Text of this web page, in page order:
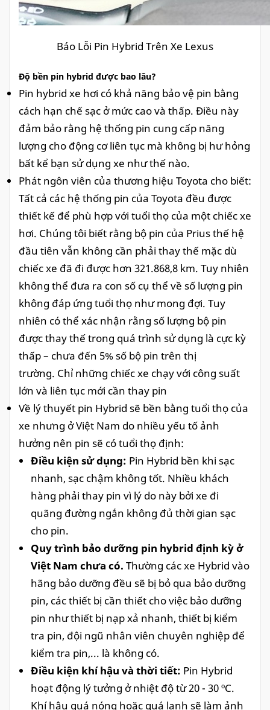
Báo Lỗi Pin Hybrid Trên Xe Lexus
Độ bền pin hybrid được bao lâu?
Pin hybrid xe hơi có khả năng bảo vệ pin bằng
cách hạn chế sạc ở mức cao và thấp. Điều này
đảm bảo rằng hệ thống pin cung cấp năng
lượng cho động cơ liên tục mà không bị hư hỏng
bất kể bạn sử dụng xe như thế nào.
Phát ngôn viên của thương hiệu Toyota cho biết:
Tất cả các hệ thống pin của Toyota đều được
thiết kế để phù hợp với tuổi thọ của một chiếc xe
hơi. Chúng tôi biết rằng bộ pin của Prius thế hệ
đầu tiên vẫn không cần phải thay thế mặc dù
chiếc xe đã đi được hơn 321.868,8 km. Tuy nhiên
không thể đưa ra con số cụ thể về số lượng pin
không đáp ứng tuổi thọ như mong đợi. Tuy
nhiên có thể xác nhận rằng số lượng bộ pin
được thay thế trong quá trình sử dụng là cực kỳ
thấp – chưa đến 5% số bộ pin trên thị
trường. Chỉ những chiếc xe chạy với công suất
lớn và liên tục mới cần thay pin
Về lý thuyết pin Hybrid sẽ bền bằng tuổi thọ của
xe nhưng ở Việt Nam do nhiều yếu tố ảnh
hưởng nên pin sẽ có tuổi thọ định:
Điều kiện sử dụng: Pin Hybrid bền khi sạc
nhanh, sạc chậm không tốt. Nhiều khách
hàng phải thay pin vì lý do này bởi xe đi
quãng đường ngắn không đủ thời gian sạc
cho pin.
Quy trình bảo dưỡng pin hybrid định kỳ ở
Việt Nam chưa có. Thường các xe Hybrid vào
hãng bảo dưỡng đều sẽ bị bỏ qua bảo dưỡng
pin, các thiết bị cần thiết cho việc bảo dưỡng
pin như thiết bị nạp xả nhanh, thiết bị kiểm
tra pin, đội ngũ nhân viên chuyên nghiệp để
kiểm tra pin,... là không có.
Điều kiện khí hậu và thời tiết: Pin Hybrid
hoạt động lý tưởng ở nhiệt độ từ 20 - 30 ºC.
Khí hậu quá nóng hoặc quá lạnh sẽ làm ảnh